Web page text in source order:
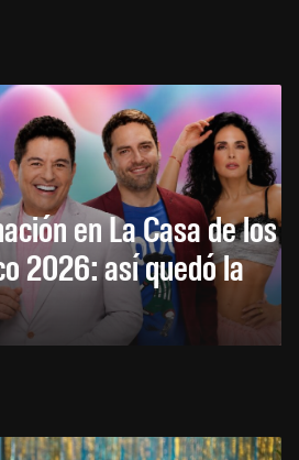
en La Casa de los
2026: así quedó la